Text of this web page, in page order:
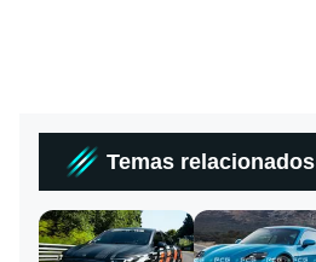
Temas relacionados